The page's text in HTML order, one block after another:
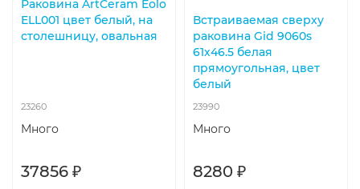
Раковина ArtCeram Eolo
ELL001 цвет белый, на
столешницу, овальная
23260
Много
37856 ₽
Встраиваемая сверху
раковина Gid 9060s
61х46.5 белая
прямоугольная, цвет
белый
23990
Много
8280 ₽